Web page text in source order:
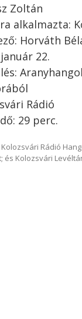
Zoltán
alkalmazta:
Horváth
22.
Rádió
29 perc.
Kolozsvári Rádió
és Kolozsvári